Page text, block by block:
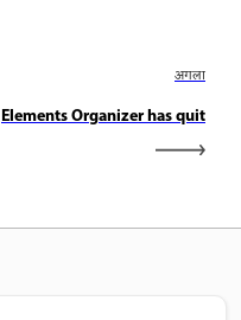
अगला
Elements Organizer has quit